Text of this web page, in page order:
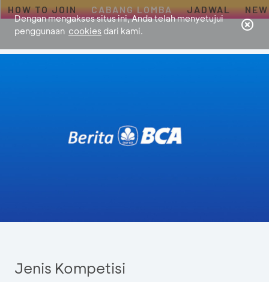
Dengan mengakses situs ini, Anda telah menyetujui
penggunaan cookies dari kami.
HOW TO JOIN CABANG LOMBA JADWAL
Jenis Kompetisi